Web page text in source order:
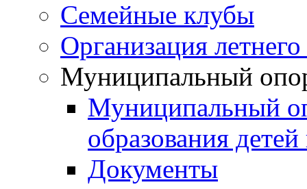
Семейные клубы
Организация
Муниципальный
Муниципальный
образования
Документы